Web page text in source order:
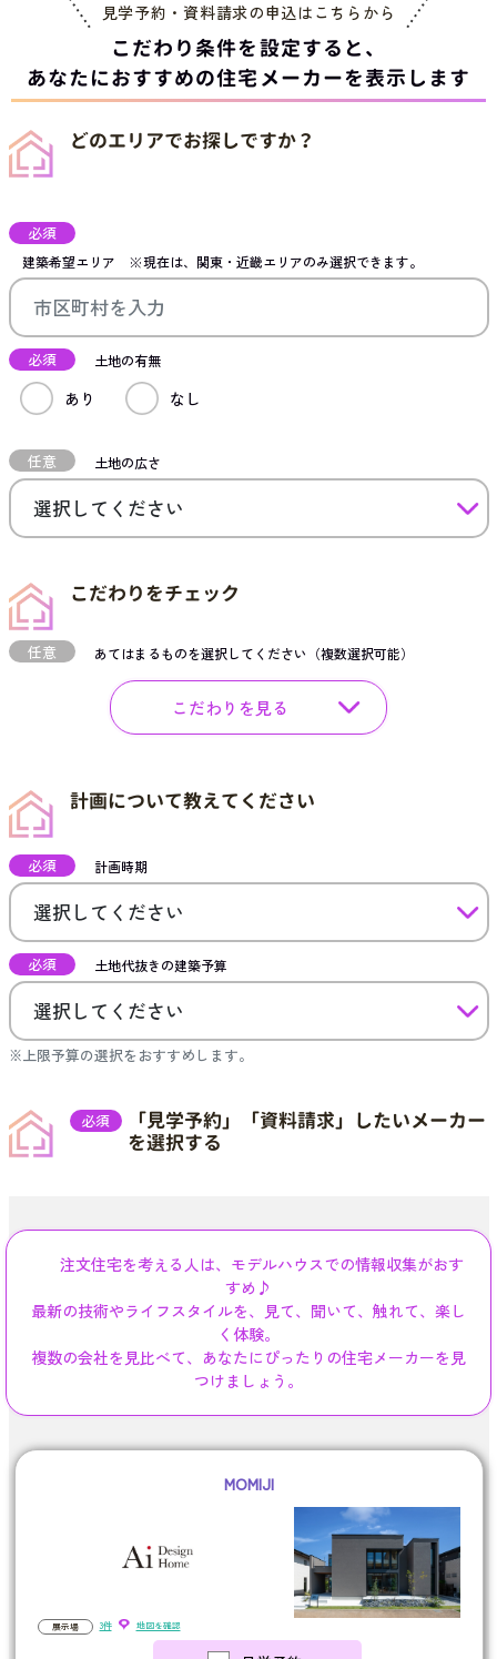
見学予約・資料請求の申込は こちらから
こだわり条件を設定すると、
あなたにおすすめの住宅メーカーを表示します
どのエリアでお探しですか？
必須
建築希望エリア ※現在は、関東・近畿エリアのみ選択できます。
必須 土地の有無
あり なし
任意 土地の広さ
こだわりをチェック
任意 あてはまるものを選択してください（複数選択可能）
こだわりを見る
計画について教えてください
必須 計画時期
必須 土地代抜きの建築予算
※上限予算の選択をおすすめします。
必須
「見学予約」「資料請求」したいメーカー
を選択する
注文住宅を考える人は、モデルハウスでの情報収集がおす
すめ♪
最新の技術やライフスタイルを、見て、聞いて、触れて、楽し
く体験。
複数の会社を見比べて、あなたにぴったりの住宅メーカーを見
つけましょう。
MOMIJI
展示場 3件 地図を確認